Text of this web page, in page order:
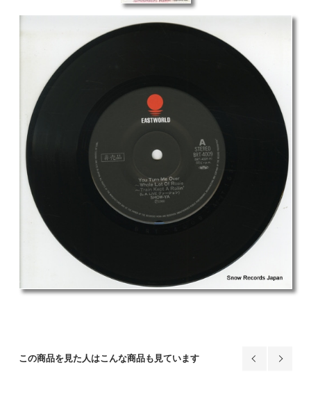
この商品を見た人はこんな商品も見ています